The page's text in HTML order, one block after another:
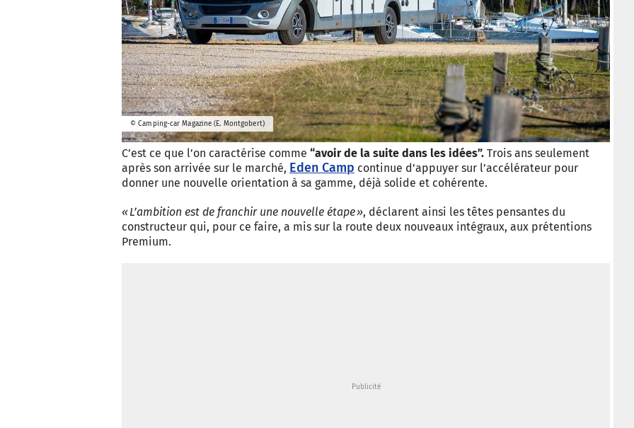
Previous
© Camping-car Magazine (E. Montgobert)
Next
C’est ce que l’on caractérise comme “avoir de la suite dans les idées”. Trois ans seulement
après son arrivée sur le marché, Eden Camp continue d’appuyer sur l’accélérateur pour
donner une nouvelle orientation à sa gamme, déjà solide et cohérente.
« L’ambition est de franchir une nouvelle étape », déclarent ainsi les têtes pensantes du
constructeur qui, pour ce faire, a mis sur la route deux nouveaux intégraux, aux prétentions
Premium.